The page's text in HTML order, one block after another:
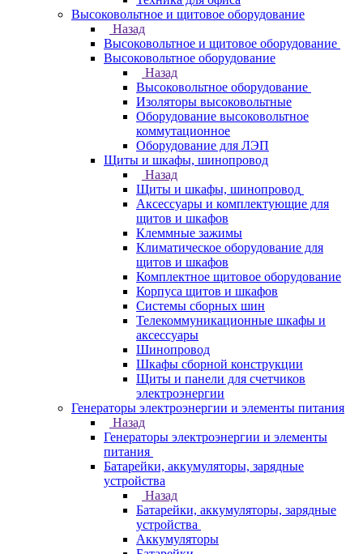
Высоковольтное и щитовое оборудование
Назад
Высоковольтное и щитовое оборудование
Высоковольтное оборудование
Назад
Высоковольтное оборудование
Изоляторы высоковольтные
Оборудование высоковольтное
коммутационное
Оборудование для ЛЭП
Щиты и шкафы, шинопровод
Назад
Щиты и шкафы, шинопровод
Аксессуары и комплектующие для
щитов и шкафов
Клеммные зажимы
Климатическое оборудование для
щитов и шкафов
Комплектное щитовое оборудование
Корпуса щитов и шкафов
Системы сборных шин
Телекоммуникационные шкафы и
аксессуары
Шинопровод
Шкафы сборной конструкции
Щиты и панели для счетчиков
электроэнергии
Генераторы электроэнергии и элементы питания
Назад
Генераторы электроэнергии и элементы
питания
Батарейки, аккумуляторы, зарядные
устройства
Назад
Батарейки, аккумуляторы, зарядные
устройства
Аккумуляторы